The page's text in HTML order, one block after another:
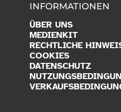
INFORMATIONEN
ÜBER UNS
MEDIENKIT
RECHTLICHE
COOKIES
DATENSCHUTZ